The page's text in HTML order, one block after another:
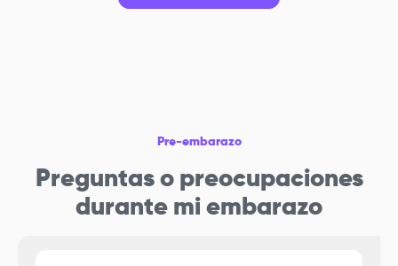
Pre-embarazo
Preguntas o preocupaciones
durante mi embarazo